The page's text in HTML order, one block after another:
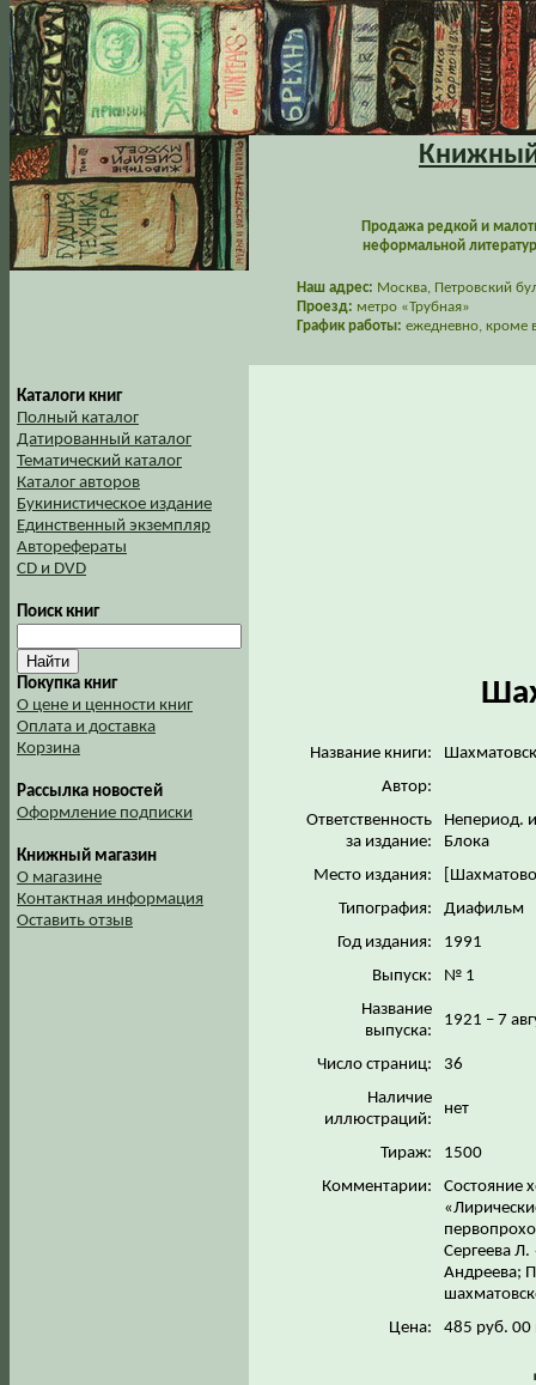
Книжный
Продажа редкой и
неформальной
Наш адрес: Москва, Петровский
Проезд: метро «Трубная»
График работы: ежедневно, кроме
Каталоги книг
Полный каталог
Датированный каталог
Тематический каталог
Каталог авторов
Букинистическое издание
Единственный экземпляр
Авторефераты
CD и DVD
Поиск книг
Покупка книг
О цене и ценности книг
Оплата и доставка
Корзина
Рассылка новостей
Оформление подписки
Книжный магазин
О магазине
Контактная информация
Оставить отзыв
Название книги:
Автор:
Ответственность
за издание:
Непериод.
Блока
Место издания:
Типография:
Диафильм
Год издания:
1991
Выпуск:
№ 1
Название
выпуска:
1921 – 7
Число страниц:
36
Наличие
иллюстраций:
нет
Тираж:
1500
Комментарии:
Состояние
Сергеева
Андреева;
Цена:
485 руб. 00